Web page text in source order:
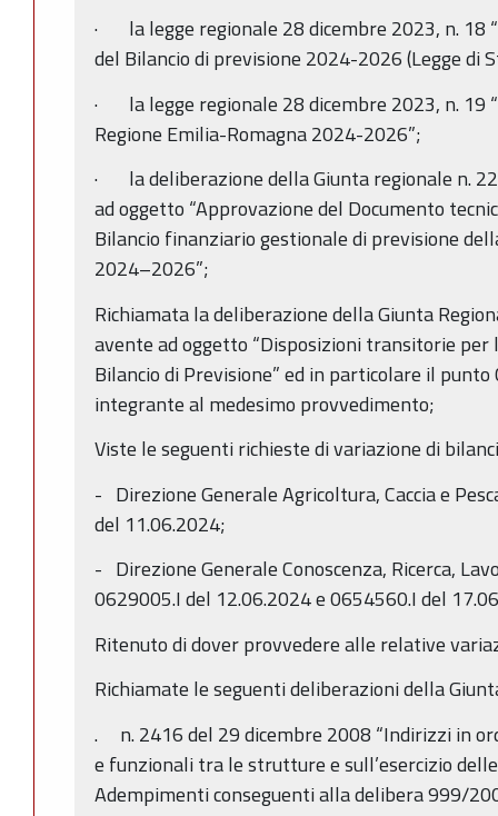
· la legge regionale 28 dicembre 2023, n. 18
del Bilancio di previsione 2024-2026 (Legge di
· la legge regionale 28 dicembre 2023, n. 19
Regione Emilia-Romagna 2024-2026”;
· la deliberazione della Giunta regionale n.
ad oggetto “Approvazione del Documento
Bilancio finanziario gestionale di previsione
2024–2026”;
Richiamata la deliberazione della Giunta
avente ad oggetto “Disposizioni transitorie
Bilancio di Previsione” ed in particolare il
integrante al medesimo provvedimento;
Viste le seguenti richieste di variazione di
- Direzione Generale Agricoltura, Caccia e
del 11.06.2024;
- Direzione Generale Conoscenza, Ricerca,
0629005.I del 12.06.2024 e 0654560.I del
Ritenuto di dover provvedere alle relative
Richiamate le seguenti deliberazioni della
. n. 2416 del 29 dicembre 2008 “Indirizzi in
e funzionali tra le strutture e sull’esercizio
Adempimenti conseguenti alla delibera 999/